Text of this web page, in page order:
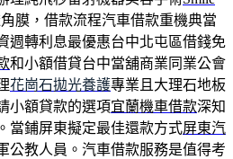
膜，借款流程汽車借款重機典當
週轉利息最優惠台中北屯區借錢免
和小額借貸台中當舖商業同業公會
花崗石拋光養護專業且大理石地板
小額貸款的選項宜蘭機車借款深知
當鋪屏東擬定最佳還款方式屏東汽
公教人員。汽車借款服務是值得考